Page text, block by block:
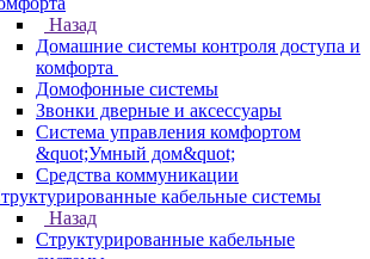
Назад
Домашние системы контроля доступа и
комфорта
Домофонные системы
Звонки дверные и аксессуары
Система управления комфортом
&quot;Умный дом&quot;
Средства коммуникации
кабельные системы
Назад
Структурированные кабельные